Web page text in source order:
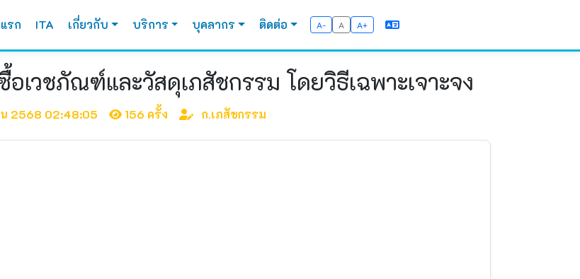
รก ITA เกี่ยวกับ บริการ บุคลากร ติดต่อ A- A A+
เวชภัณฑ์และวัสดุเภสัชกรรม โดยวิธีเฉพาะเจาะจง
น 2568 02:48:05 156 ครั้ง ก.เภสัชกรรม